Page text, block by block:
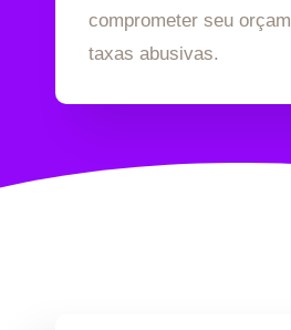
comprometer seu
taxas abusivas.